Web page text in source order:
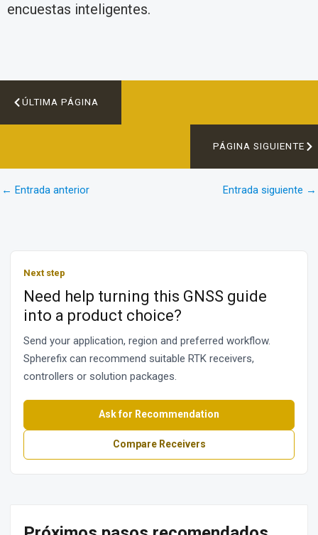
encuestas inteligentes.
ÚLTIMA PÁGINA
PÁGINA SIGUIENTE
← Entrada anterior Entrada siguiente →
Next step
Need help turning this GNSS guide
into a product choice?
Send your application, region and preferred workflow.
Spherefix can recommend suitable RTK receivers,
controllers or solution packages.
Ask for Recommendation
Compare Receivers